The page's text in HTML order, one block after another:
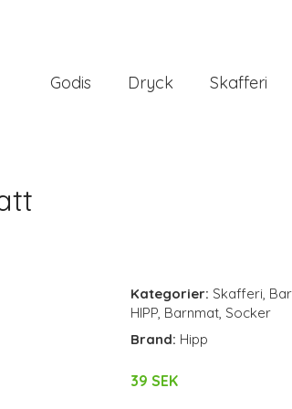
Godis Dryck Skafferi
Kategorier: Skafferi,
HIPP, Barnmat, Socker
Brand: Hipp
39 SEK